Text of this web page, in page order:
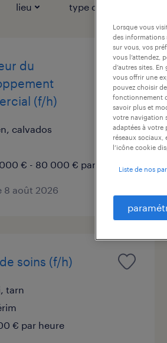
lieu type de contrat
du
(f/h)
calvados
€ - 80 000 € par année
8 août 2026
soins (f/h)
tarn
€ par heure
Lorsque vous
des informations
sur vous, vos
vous l’attendez,
d’autres sites.
vous offrir une
pouvez choisir
fonctionnement
savoir plus et
votre navigation
adaptées à votre
réseaux
l’icône cookie
Liste de nos